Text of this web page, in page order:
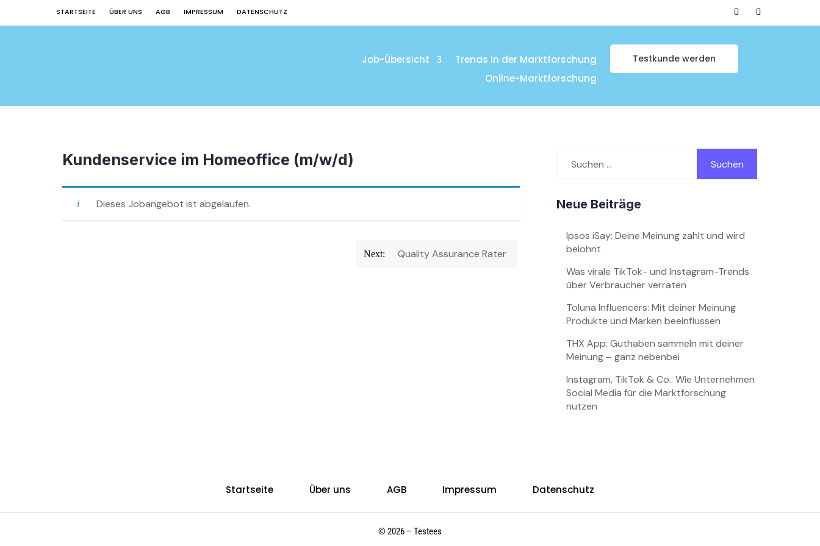
STARTSEITE ÜBER UNS AGB IMPRESSUM DATENSCHUTZ
Job-Übersicht
Trends in der Marktforschung
Online-Marktforschung
Testkunde werden
Kundenservice im Homeoffice (m/w/d)
Dieses Jobangebot ist abgelaufen.
Next: Quality Assurance Rater
nach:
Neue Beiträge
Ipsos iSay: Deine Meinung zählt und wird
belohnt
Was virale TikTok- und Instagram-Trends
über Verbraucher verraten
Toluna Influencers: Mit deiner Meinung
Produkte und Marken beeinflussen
THX App: Guthaben sammeln mit deiner
Meinung – ganz nebenbei
Instagram, TikTok & Co.: Wie Unternehmen
Social Media für die Marktforschung
nutzen
Startseite Über uns AGB Impressum Datenschutz
© 2026 – Testees